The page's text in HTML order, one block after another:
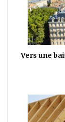
Vers une